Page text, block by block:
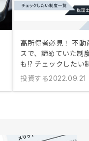
高所得者必見！ 不
スで、諦めていた制
も!? チェックしたい
投資する2022.09.21